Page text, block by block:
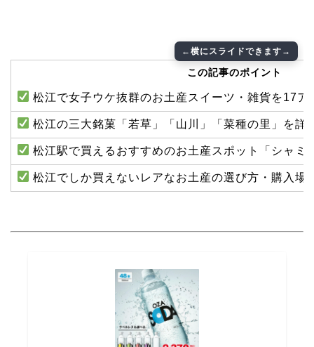
この記事のポイント
松江で女子ウケ抜群のお土産スイーツ・雑貨を17ア
松江の三大銘菓「若草」「山川」「菜種の里」を詳
松江駅で買えるおすすめのお土産スポット「シャミ
松江でしか買えないレアなお土産の選び方・購入場